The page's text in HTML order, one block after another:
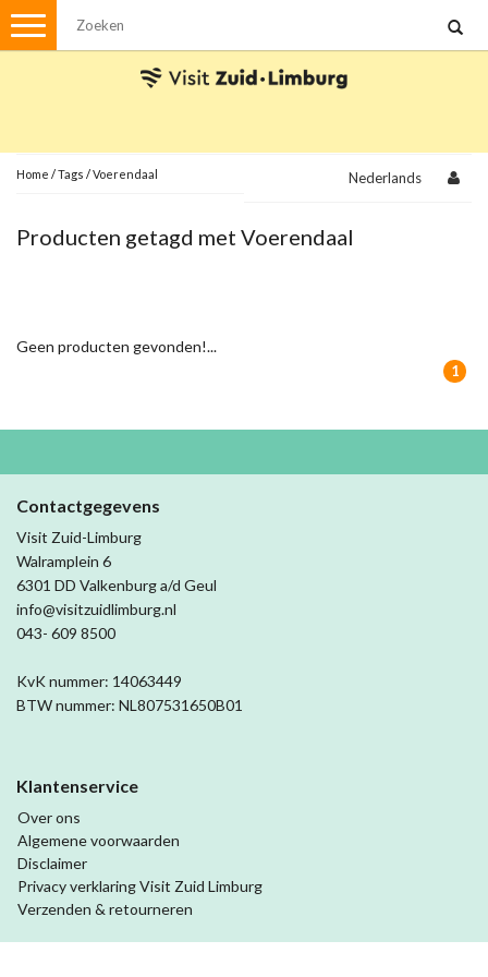
Menu
Met de auto
Visvergunningen
Ansichtkaarten
Home /Tags /Voerendaal Nederlands
Producten getagd met Voerendaal
Geen producten gevonden!...
1
Contactgegevens
Visit Zuid-Limburg
Walramplein 6
6301 DD Valkenburg a/d Geul
info@visitzuidlimburg.nl
043- 609 8500
KvK nummer: 14063449
BTW nummer: NL807531650B01
Klantenservice
Over ons
Algemene voorwaarden
Disclaimer
Privacy verklaring Visit Zuid Limburg
Verzenden & retourneren